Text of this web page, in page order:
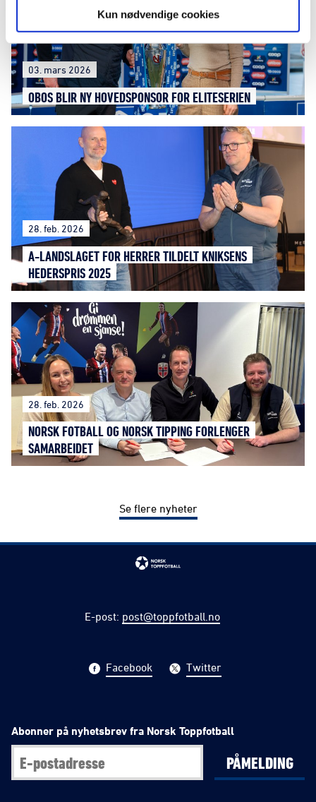
Kun nødvendige cookies
03. mars 2026
OBOS BLIR NY HOVEDSPONSOR FOR ELITESERIEN
28. feb. 2026
A-LANDSLAGET FOR HERRER TILDELT KNIKSENS
HEDERSPRIS 2025
28. feb. 2026
NORSK FOTBALL OG NORSK TIPPING FORLENGER
SAMARBEIDET
Se flere nyheter
E-post: post@toppfotball.no
Facebook Twitter
Abonner på nyhetsbrev fra Norsk Toppfotball
PÅMELDING